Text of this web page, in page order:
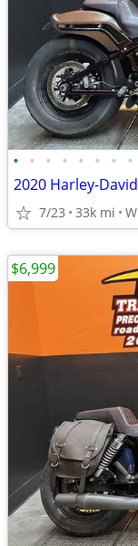
• • • • • • • •
2020 Harley-
7/23 33k mi
$6,999